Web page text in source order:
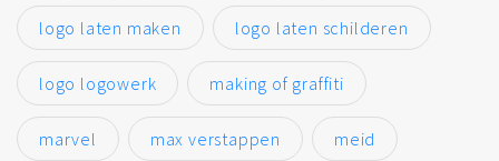
logo laten maken logo laten schilderen
logo logowerk making of graffiti
marvel max verstappen meid